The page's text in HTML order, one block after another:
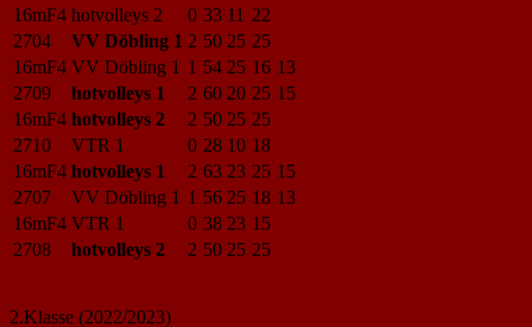
16mF4 hotvolleys 2 0 33 11 22
2704
VV Döbling 1 2 50 25 25
16mF4 VV Döbling 1 1 54 25 16 13
2709
hotvolleys 1 2 60 20 25 15
16mF4 hotvolleys 2 2 50 25 25
2710
VTR 1 0 28 10 18
16mF4 hotvolleys 1 2 63 23 25 15
2707
VV Döbling 1 1 56 25 18 13
16mF4 VTR 1 0 38 23 15
2708
hotvolleys 2 2 50 25 25
2.Klasse (2022/2023)